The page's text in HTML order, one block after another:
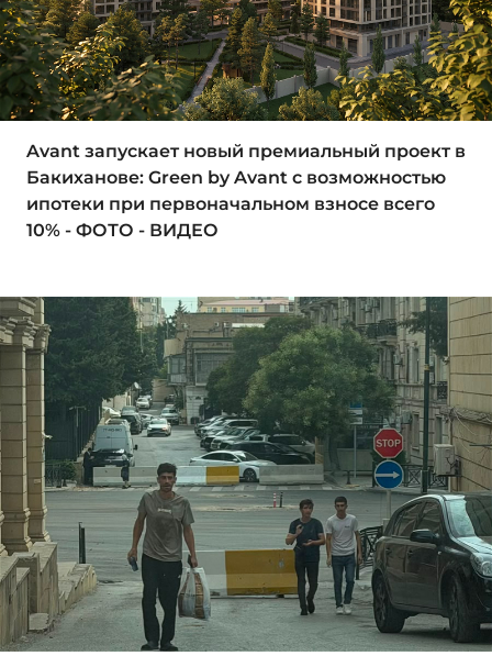
Avant запускает новый премиальный проект в
Бакиханове: Green by Avant с возможностью
ипотеки при первоначальном взносе всего
10% - ФОТО - ВИДЕО